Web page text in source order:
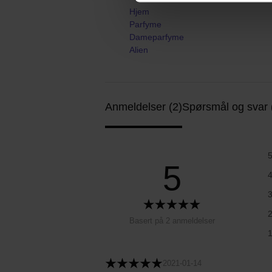
Hjem
Parfyme
Dameparfyme
Alien
Anmeldelser (2)Spørsmål og svar
5
Basert på 2 anmeldelser
5
4
3
2
1
2021-01-14